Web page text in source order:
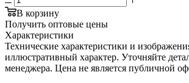
В корзину
Получить оптовые цены
Характеристики
Технические характеристики и
иллюстративный характер. Уточняйте
менеджера. Цена не является публичной